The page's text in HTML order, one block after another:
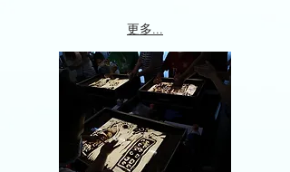
更多...